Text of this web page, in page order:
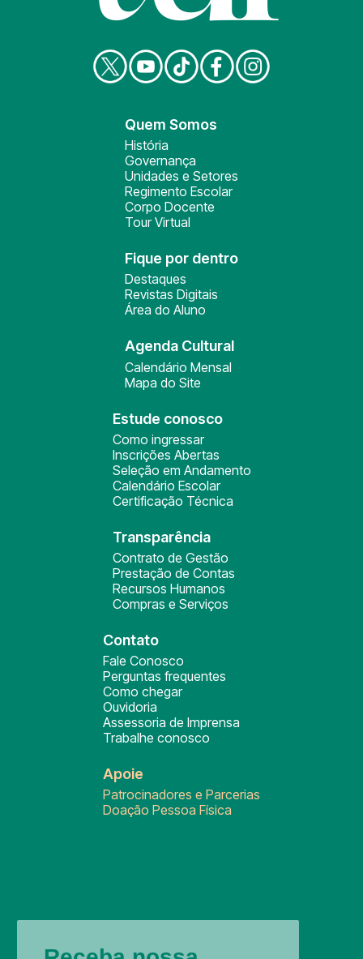
Quem Somos
História
Governança
Unidades e Setores
Regimento Escolar
Corpo Docente
Tour Virtual
Fique por dentro
Destaques
Revistas Digitais
Área do Aluno
Agenda Cultural
Calendário Mensal
Mapa do Site
Estude conosco
Como ingressar
Inscrições Abertas
Seleção em Andamento
Calendário Escolar
Certificação Técnica
Transparência
Contrato de Gestão
Prestação de Contas
Recursos Humanos
Compras e Serviços
Contato
Fale Conosco
Perguntas frequentes
Como chegar
Ouvidoria
Assessoria de Imprensa
Trabalhe conosco
Apoie
Patrocinadores e Parcerias
Doação Pessoa Física